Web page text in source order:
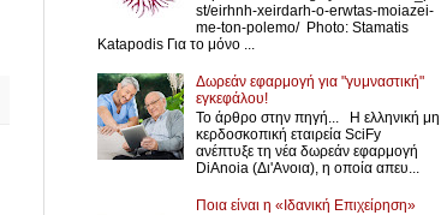
st/eirhnh-xeirdarh-o-erwtas-moiazei-
me-ton-polemo/ Photo: Stamatis
Katapodis Για το μόνο ...
Δωρεάν εφαρμογή για "γυμναστική"
εγκεφάλου!
Το άρθρο στην πηγή... Η ελληνική μη
κερδοσκοπική εταιρεία SciFy
ανέπτυξε τη νέα δωρεάν εφαρμογή
DiAnoia (Δι'Ανοια), η οποία απευ...
Ποια είναι η «Ιδανική Επιχείρηση»